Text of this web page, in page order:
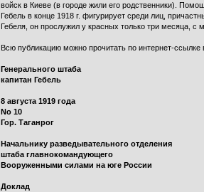
войск в Киеве (в городе жили его родственники).
Гебель в конце 1918 г. фигурирует среди лиц,
Гебеля, он прослужил у красных только три месяца,
Всю публикацию можно прочитать по интернет-
Генерального штаба
капитан Гебель
8 августа 1919 года
No 10
Гор. Таганрог
Начальнику разведывательного отделения
штаба главнокомандующего
Вооруженными силами на юге России
Доклад